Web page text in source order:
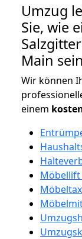
Umzug
Sie, wie
Main
Wir können
einem